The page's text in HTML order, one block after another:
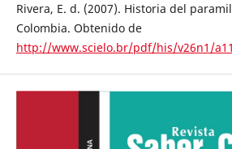
Rivera, E. d. (2007). Historia del
Colombia. Obtenido de
http://www.scielo.br/pdf/his/v26n1/